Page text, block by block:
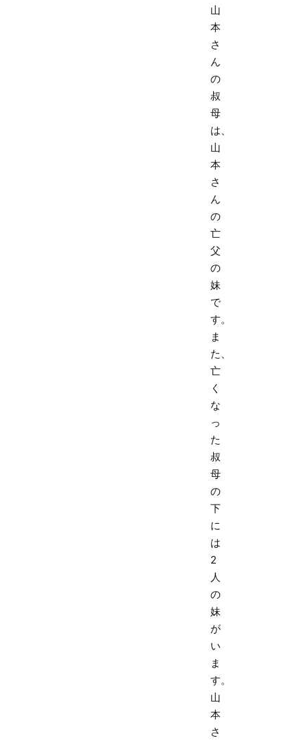
山
本
さ
ん
の
叔
母
は、
山
本
さ
ん
の
亡
父
の
妹
で
す。
ま
た、
亡
く
な
っ
た
叔
母
の
下
に
は
2
人
の
妹
が
い
ま
す。
山
本
さ